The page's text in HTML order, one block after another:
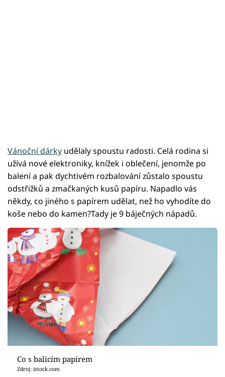
Vánoční dárky udělaly spoustu radosti. Celá rodina si
užívá nové elektroniky, knížek i oblečení, jenomže po
balení a pak dychtivém rozbalování zůstalo spoustu
odstřižků a zmačkaných kusů papíru. Napadlo vás
někdy, co jiného s papírem udělat, než ho vyhodíte do
koše nebo do kamen?Tady je 9 báječných nápadů.
Co s balicím papírem
Zdroj: istock.com